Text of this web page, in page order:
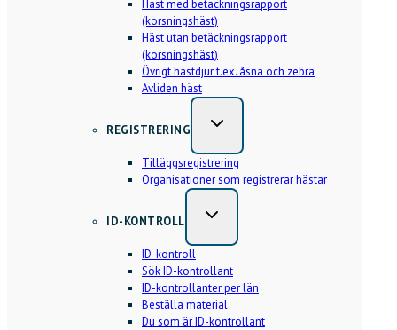
Häst med betäckningsrapport
(korsningshäst)
Häst utan betäckningsrapport
(korsningshäst)
Övrigt hästdjur t.ex. åsna och zebra
Avliden häst
REGISTRERING
Tilläggsregistrering
Organisationer som registrerar hästar
ID-KONTROLL
ID-kontroll
Sök ID-kontrollant
ID-kontrollanter per län
Beställa material
Du som är ID-kontrollant